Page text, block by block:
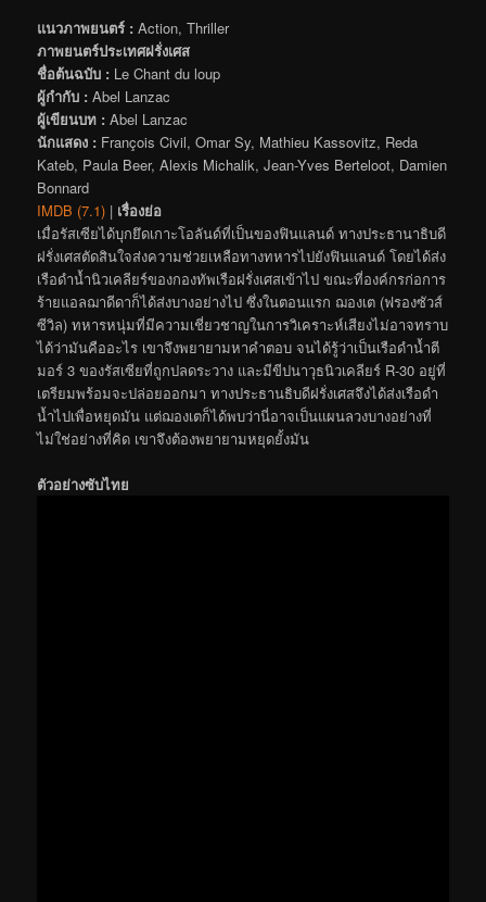
แนวภาพยนตร์ : Action, Thriller
ภาพยนตร์ประเทศฝรั่งเศส
ชื่อต้นฉบับ : Le Chant du loup
ผู้กำกับ : Abel Lanzac
ผู้เขียนบท : Abel Lanzac
นักแสดง : François Civil, Omar Sy, Mathieu Kassovitz, Reda
Kateb, Paula Beer, Alexis Michalik, Jean-Yves Berteloot, Damien
Bonnard
IMDB (7.1) | เรื่องย่อ
เมื่อรัสเซียได้บุกยึดเกาะโอลันด์ที่เป็นของฟินแลนด์ ทางประธานาธิบดี
ฝรั่งเศสตัดสินใจส่งความช่วยเหลือทางทหารไปยังฟินแลนด์ โดยได้ส่ง
เรือดำน้ำนิวเคลียร์ของกองทัพเรือฝรั่งเศสเข้าไป ขณะที่องค์กรก่อการ
ร้ายแอลฌาดีดาก็ได้ส่งบางอย่างไป ซึ่งในตอนแรก ฌองเต (ฟรองซัวส์
ซีวิล) ทหารหนุ่มที่มีความเชี่ยวชาญในการวิเคราะห์เสียงไม่อาจทราบ
ได้ว่ามันคืออะไร เขาจึงพยายามหาคำตอบ จนได้รู้ว่าเป็นเรือดำน้ำตี
มอร์ 3 ของรัสเซียที่ถูกปลดระวาง และมีขีปนาวุธนิวเคลียร์ R-30 อยู่ที่
เตรียมพร้อมจะปล่อยออกมา ทางประธานธิบดีฝรั่งเศสจึงได้ส่งเรือดำ
น้ำไปเพื่อหยุดมัน แต่ฌองเตก็ได้พบว่านี่อาจเป็นแผนลวงบางอย่างที่
ไม่ใช่อย่างที่คิด เขาจึงต้องพยายามหยุดยั้งมัน
ตัวอย่างซับไทย